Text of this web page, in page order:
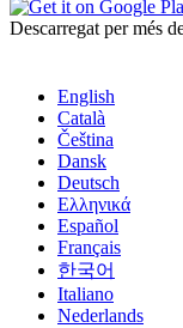
Descarregat per més
English
Català
Čeština
Dansk
Deutsch
Ελληνικά
Español
Français
한국어
Italiano
Nederlands